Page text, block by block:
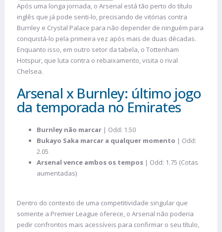
Após uma longa jornada, o Arsenal está tão perto do título
inglês que já pode senti-lo, precisando de vitórias contra
Burnley e Crystal Palace para não depender de ninguém para
conquistá-lo pela primeira vez após mais de duas décadas.
Enquanto isso, em outro setor da tabela, o Tottenham
Hotspur, que luta contra o rebaixamento, visita o rival
Chelsea.
Arsenal x Burnley: último jogo
da temporada no Emirates
Burnley não marcar | Odd: 1.50
Bukayo Saka marcar a qualquer momento | Odd:
2.05
Arsenal vence ambos os tempos | Odd: 1.75 (Cotas
aumentadas)
Dentro do contexto de uma competitividade singular que
somente a Premier League oferece, o Arsenal não poderia
pedir confrontos mais acessíveis para confirmar o seu título,